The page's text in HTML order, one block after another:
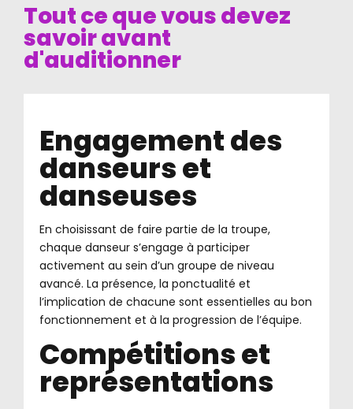
Tout ce que vous devez
savoir avant
d'auditionner
Engagement des
danseurs et
danseuses
En choisissant de faire partie de la troupe,
chaque danseur s’engage à participer
activement au sein d’un groupe de niveau
avancé. La présence, la ponctualité et
l’implication de chacune sont essentielles au bon
fonctionnement et à la progression de l’équipe.
Compétitions et
représentations